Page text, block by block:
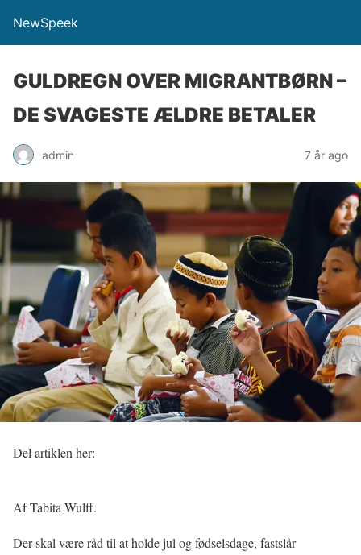
NewSpeek
GULDREGN OVER MIGRANTBØRN –
DE SVAGESTE ÆLDRE BETALER
admin 7 år ago
Del artiklen her:
Af Tabita Wulff.
Der skal være råd til at holde jul og fødselsdage, fastslår